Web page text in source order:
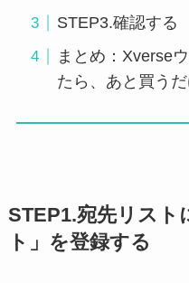
STEP3.確認する
まとめ：Xverse
たら、あと買う
STEP1.宛先リスト
ト」を登録する